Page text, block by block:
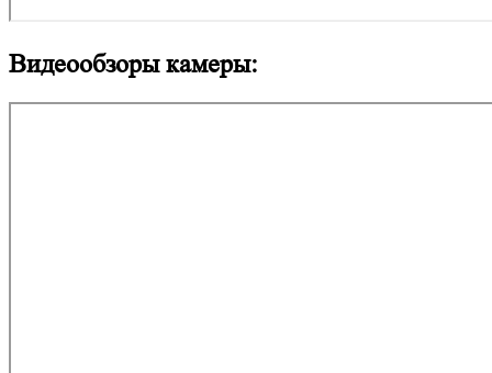
Видеообзоры камеры: